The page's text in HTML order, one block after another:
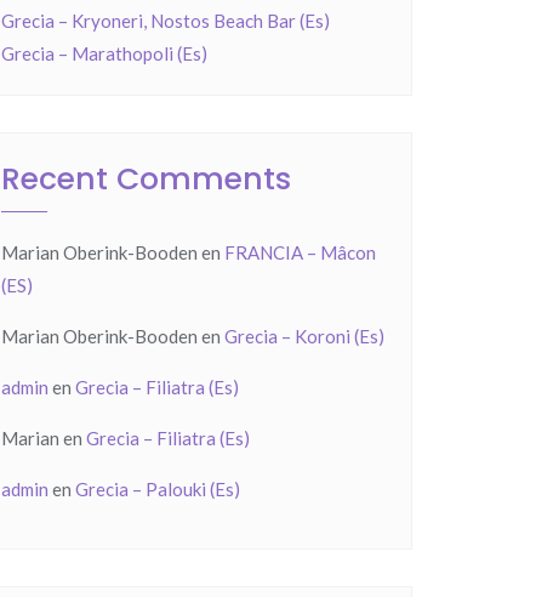
Grecia – Kryoneri, Nostos Beach Bar (Es)
Grecia – Marathopoli (Es)
Recent Comments
Marian Oberink-Booden en FRANCIA – Mâcon
(ES)
Marian Oberink-Booden en Grecia – Koroni (Es)
admin en Grecia – Filiatra (Es)
Marian en Grecia – Filiatra (Es)
admin en Grecia – Palouki (Es)